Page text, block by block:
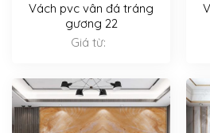
Vách pvc vân đá tráng
gương 22
Giá từ: